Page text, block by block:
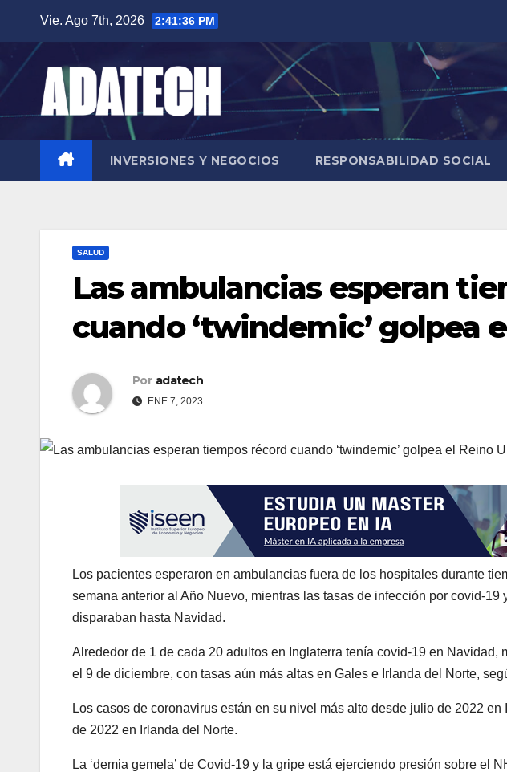
contenido
Vie. Ago 7th, 2026 2:41:38 PM
INVERSIONES Y NEGOCIOS RESPONSABILIDAD SOCIAL
SALUD
Las ambulancias esperan
cuando ‘twindemic’ golpea
Por adatech
ENE 7, 2023
Los pacientes esperaron en ambulancias fuera de los hospitales durante
semana anterior al Año Nuevo, mientras las tasas de infección por covid-
disparaban hasta Navidad.
Alrededor de 1 de cada 20 adultos en Inglaterra tenía covid-19 en Navidad,
el 9 de diciembre, con tasas aún más altas en Gales e Irlanda del Norte,
Los casos de coronavirus están en su nivel más alto desde julio de 2022
de 2022 en Irlanda del Norte.
La ‘demia gemela’ de Covid-19 y la gripe está ejerciendo presión sobre el